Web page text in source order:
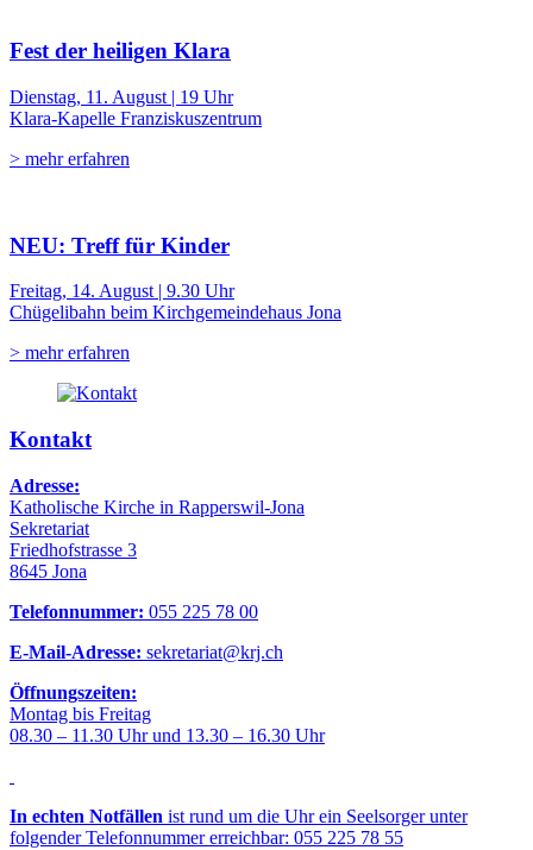
Fest der heiligen Klara
Dienstag, 11. August | 19 Uhr
Klara-Kapelle Franziskuszentrum
> mehr erfahren
NEU: Treff für Kinder
Freitag, 14. August | 9.30 Uhr
Chügelibahn beim Kirchgemeindehaus Jona
> mehr erfahren
Kontakt
Adresse:
Katholische Kirche in Rapperswil-Jona
Sekretariat
Friedhofstrasse 3
8645 Jona
Telefonnummer: 055 225 78 00
E-Mail-Adresse: sekretariat@krj.ch
Öffnungszeiten:
Montag bis Freitag
08.30 – 11.30 Uhr und 13.30 – 16.30 Uhr
In echten Notfällen ist rund um die Uhr ein Seelsorger unter
folgender Telefonnummer erreichbar: 055 225 78 55